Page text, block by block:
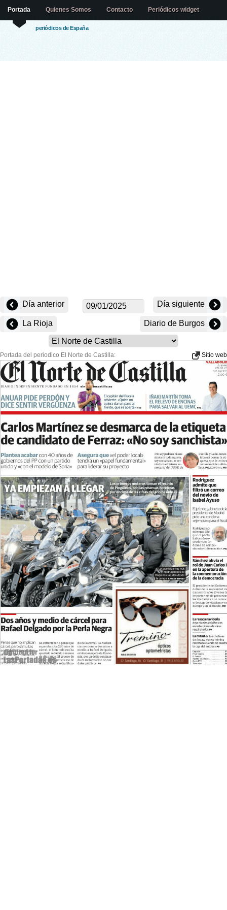
periódicos de España
Portada Quienes Somos Contacto Periódicos widget
Día anterior Día siguiente
La Rioja Diario de Burgos
Portada del periodico El Norte de Castilla: Sitio web